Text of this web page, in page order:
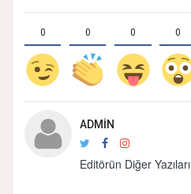
0 0 0 0
ADMIN
Editörün Diğer Yazıları